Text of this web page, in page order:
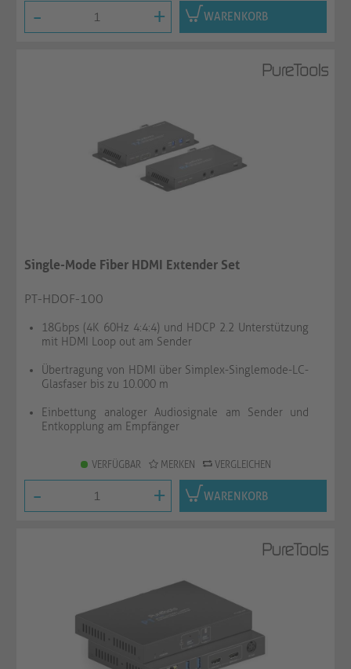
- + WARENKORB
Single-Mode Fiber HDMI Extender Set
PT-HDOF-100
18Gbps (4K 60Hz 4:4:4) und HDCP 2.2 Unterstützung
mit HDMI Loop out am Sender
Übertragung von HDMI über Simplex-Singlemode-LC-
Glasfaser bis zu 10.000 m
Einbettung analoger Audiosignale am Sender und
Entkopplung am Empfänger
VERFÜGBAR MERKEN VERGLEICHEN
- + WARENKORB